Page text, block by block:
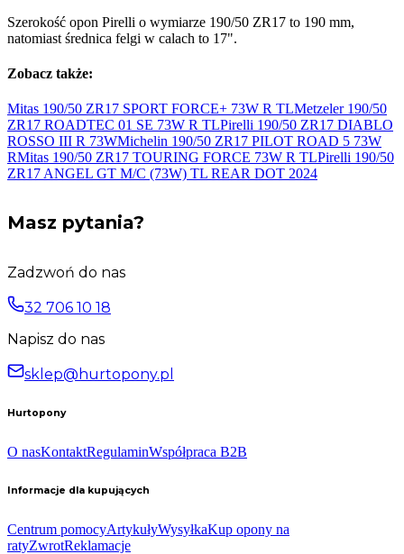
Szerokość opon Pirelli o wymiarze 190/50 ZR17 to 190 mm,
natomiast średnica felgi w calach to 17".
Zobacz także:
Mitas 190/50 ZR17 SPORT FORCE+ 73W R TLMetzeler 190/50
ZR17 ROADTEC 01 SE 73W R TLPirelli 190/50 ZR17 DIABLO
ROSSO III R 73WMichelin 190/50 ZR17 PILOT ROAD 5 73W
RMitas 190/50 ZR17 TOURING FORCE 73W R TLPirelli 190/50
ZR17 ANGEL GT M/C (73W) TL REAR DOT 2024
Masz pytania?
Zadzwoń do nas
32 706 10 18
Napisz do nas
sklep@hurtopony.pl
Hurtopony
O nasKontaktRegulaminWspółpraca B2B
Informacje dla kupujących
Centrum pomocyArtykułyWysyłkaKup opony na
ratyZwrotReklamacje